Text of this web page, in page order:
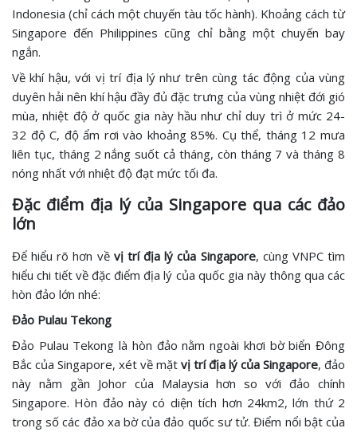
Indonesia (chỉ cách một chuyến tàu tốc hành). Khoảng cách từ
Singapore đến Philippines cũng chỉ bằng một chuyến bay
ngắn.
Về khí hậu, với vị trí địa lý như trên cùng tác động của vùng
duyên hải nên khí hậu đầy đủ đặc trưng của vùng nhiệt đới gió
mùa, nhiệt độ ở quốc gia này hầu như chỉ duy trì ở mức 24-
32 độ C, độ ẩm rơi vào khoảng 85%. Cụ thể, tháng 12 mưa
liên tục, tháng 2 nắng suốt cả tháng, còn tháng 7 và tháng 8
nóng nhất với nhiệt độ đạt mức tối đa.
Đặc điểm địa lý của Singapore qua các đảo
lớn
Để hiểu rõ hơn vềvị trí địa lý của Singapore, cùng VNPC tìm
hiểu chi tiết về đặc điểm địa lý của quốc gia này thông qua các
hòn đảo lớn nhé:
Đảo Pulau Tekong
Đảo Pulau Tekong là hòn đảo nằm ngoài khơi bờ biển Đông
Bắc của Singapore, xét về mặt vị trí địa lý của Singapore, đảo
này nằm gần Johor của Malaysia hơn so với đảo chính
Singapore. Hòn đảo này có diện tích hơn 24km2, lớn thứ 2
trong số các đảo xa bờ của đảo quốc sư tử. Điểm nổi bật của